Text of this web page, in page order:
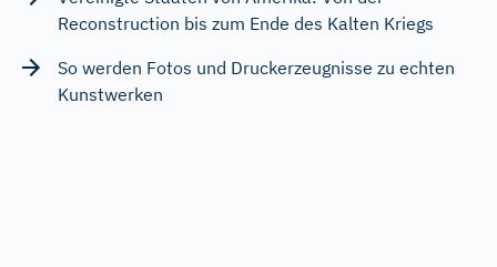
Reconstruction bis zum Ende des Kalten Kriegs
So werden Fotos und Druckerzeugnisse zu echten
Kunstwerken